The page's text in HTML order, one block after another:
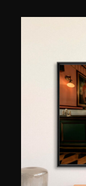
deren
Der
Geschichte
den Verein
People and
weltweiten
illustrierten